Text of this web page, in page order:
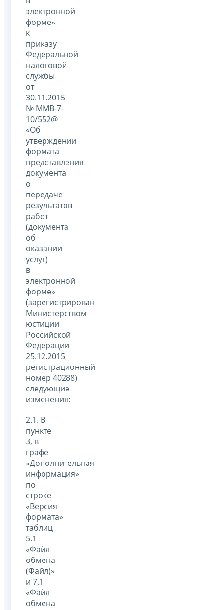
электронной
форме»
к
приказу
Федеральной
налоговой
службы
от
30.11.2015
№ ММВ-7-
10/552@
«Об
утверждении
формата
представления
документа
о
передаче
результатов
работ
(документа
об
оказании
услуг)
в
электронной
форме»
(зарегистрирован
Министерством
юстиции
Российской
Федерации
25.12.2015,
регистрационный
номер 40288)
следующие
изменения:
2.1. В
пункте
3, в
графе
«Дополнительная
информация»
по
строке
«Версия
формата»
таблиц
5.1
«Файл
обмена
(Файл)»
и 7.1
«Файл
обмена